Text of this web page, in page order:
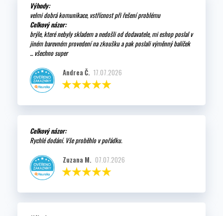
Výhody:
velmi dobrá komunikace, vstřícnost při řešení problému
Celkový názor:
brýle, které nebyly skladem a nedošli od dodavatele, mi eshop poslal v
jiném barevném provedení na zkoušku a pak poslali výměnný balíček
... všechno super
Andrea Č. 17.07.2026
Celkový názor:
Rychlé dodání. Vše proběhlo v pořádku.
Zuzana M. 07.07.2026